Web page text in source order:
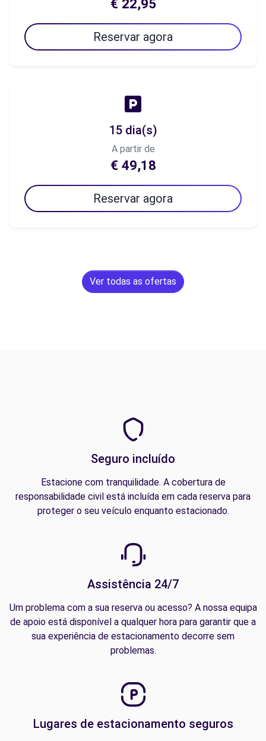
€ 22,95
Reservar agora
15 dia(s)
A partir de
€ 49,18
Reservar agora
Ver todas as ofertas
Seguro incluído
Estacione com tranquilidade. A cobertura de
responsabilidade civil está incluída em cada reserva para
proteger o seu veículo enquanto estacionado.
Assistência 24/7
Um problema com a sua reserva ou acesso? A nossa equipa
de apoio está disponível a qualquer hora para garantir que a
sua experiência de estacionamento decorre sem
problemas.
Lugares de estacionamento seguros